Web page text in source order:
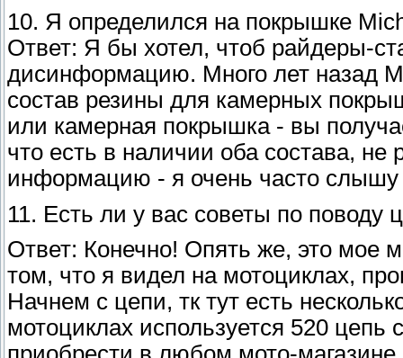
10. Я определился на покрышке
Ответ: Я бы хотел, чтоб райдеры-
дисинформацию. Много лет назад
состав резины для камерных
или камерная покрышка - вы
что есть в наличии оба состава,
информацию - я очень часто слышу
11. Есть ли у вас советы по поводу
Ответ: Конечно! Опять же, это мое
том, что я видел на мотоциклах,
Начнем с цепи, тк тут есть
мотоциклах используется 520